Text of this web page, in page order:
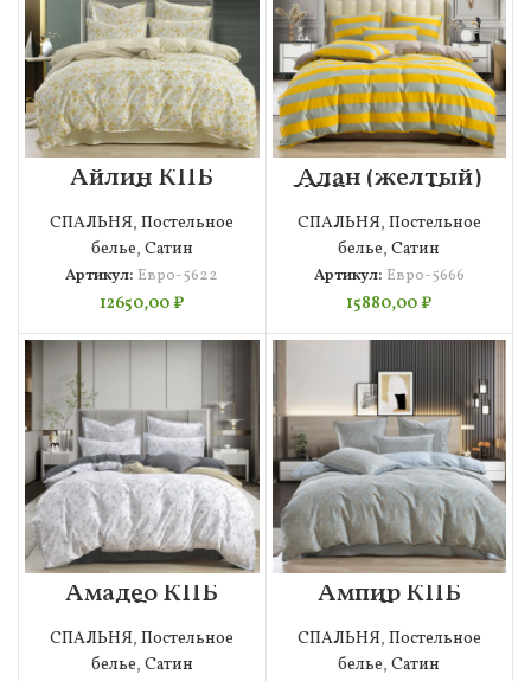
Айлин КПБ
сатин Евро 4н
СПАЛЬНЯ,Постельное
белье, Сатин
Артикул: Евро-5622
12650,00₽
Алан (желтый)
КПБ сатин Евро
4н
СПАЛЬНЯ, Постельное
белье,Сатин
Артикул: Евро-5666
15880,00₽
Амадео КПБ
сатин Евро 4н
СПАЛЬНЯ,Постельное
белье, Сатин
Ампир КПБ
сатин Евро 4н
СПАЛЬНЯ, Постельное
белье,Сатин